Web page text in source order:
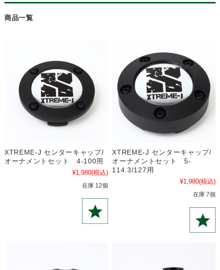
商品一覧
XTREME-J センターキャップ/
オーナメントセット 4-100用
¥1,980(税込)
在庫 12個
XTREME-J センターキャップ/
オーナメントセット 5-
114.3/127用
¥1,980(税込)
在庫 7個